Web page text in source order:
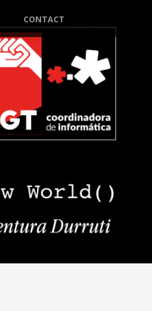
CONTACT